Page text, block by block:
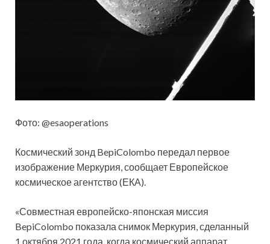
Фото: @esaoperations
Космический зонд BepiColombo передал первое
изображение Меркурия, сообщает Европейское
космическое агентство (ЕКА).
«Совместная европейско-японская миссия
BepiColombo показала снимок Меркурия, сделанный
1 октября 2021 года, когда космический аппарат